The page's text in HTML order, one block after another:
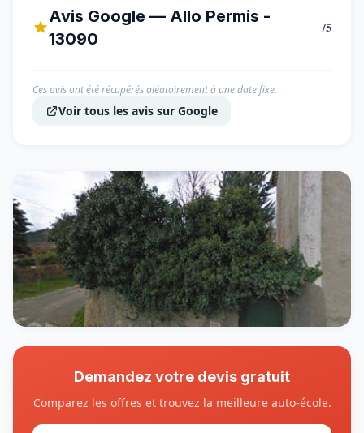
Avis Google — Allo Permis -
13090
/5
Ces avis ont été récupérés aléatoirement à une date fixe.
Voir tous les avis sur Google
Demandez votre devis gratuit
Comparez les offres et trouvez la meilleure auto-école.